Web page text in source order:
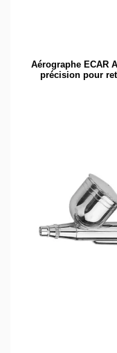
Aérographe ECAR
précision pour